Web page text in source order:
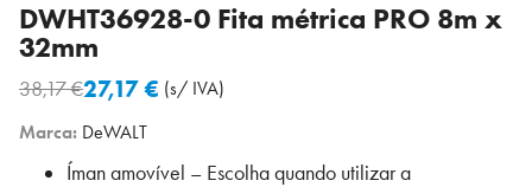
DWHT36928-0 Fita métrica PRO 8m x
32mm
38,17€
O
preço
original
27,17€
O
preço
atual
(s/ IVA)
Marca: DeWALT
Íman amovível – Escolha quando utilizar a